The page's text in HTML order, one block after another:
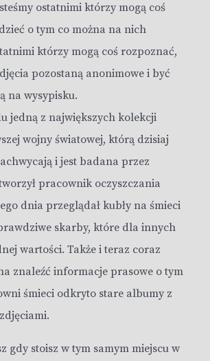
ostatnimi którzy mogą coś
o tym co można na nich
którzy mogą coś rozpoznać,
pozostaną anonimowe i być
na wysypisku.
jedną z największych kolekcji
wojny światowej, którą dzisiaj
i jest badana przez
pracownik oczyszczania
dnia przeglądał kubły na śmieci
skarby, które dla innych
wartości. Także i teraz coraz
znaleźć informacje prasowe o tym
śmieci odkryto stare albumy z
gdy stoisz w tym samym miejscu w